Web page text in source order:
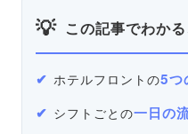
この記事でわか
ホテルフロントの5つ
シフトごとの一日の